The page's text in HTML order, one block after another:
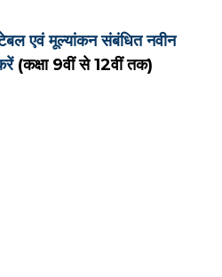
टेबल एवं मूल्यांकन संबंधित नवीन
(कक्षा 9वीं से 12वीं तक)